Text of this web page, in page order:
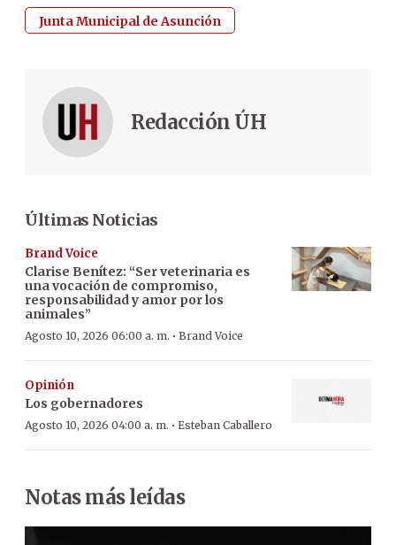
Junta Municipal de Asunción
Redacción ÚH
Últimas Noticias
Brand Voice
Clarise Benítez: “Ser veterinaria es
una vocación de compromiso,
responsabilidad y amor por los
animales”
Agosto 10, 2026 06:00 a. m. · Brand Voice
Opinión
Los gobernadores
Agosto 10, 2026 04:00 a. m. · Esteban Caballero
Notas más leídas